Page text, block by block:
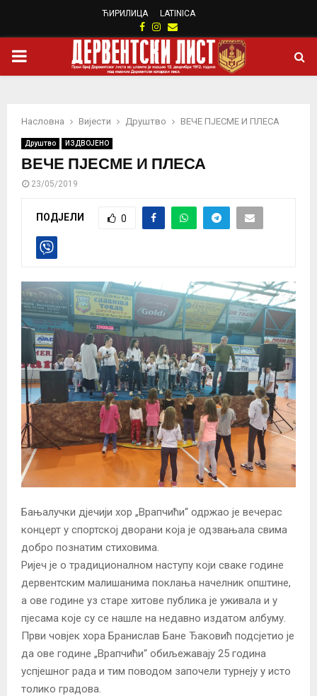
ЋИРИЛИЦА LATINICA
Facebook
Instagram
Email
PRIMARY
Насловна Вијести Друштво ВЕЧЕ ПЈЕСМЕ И ПЛЕСА
Друштво ИЗДВОЈЕНО
ВЕЧЕ ПЈЕСМЕ И ПЛЕСА
23/05/2019
ПОДЈЕЛИ 0
Бањалучки дјечији хор „Врапчићи“ одржао је вечерас
концерт у спортској дворани која је одзвањала свима
добро познатим стиховима.
Ријеч је о традиционалном наступу који сваке године
дервентским малишанима поклања начелник општине,
а ове године уз старе хитове публика је уживала и у
пјесама које су се нашле на недавно издатом албуму.
Први човјек хора Бранислав Бане Ђаковић подсјетио је
да ове године „Врапчићи“ обиљежавају 25 година
успјешног рада и тим поводом започели турнеју у исто
толико градова.